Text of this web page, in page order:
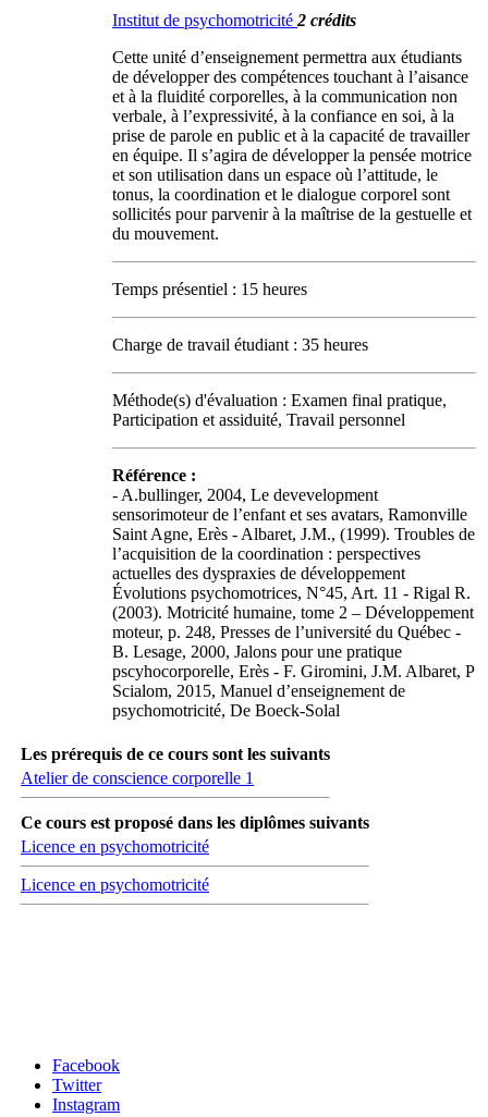
Institut de psychomotricité 2 crédits
Cette unité d’enseignement permettra aux étudiants
de développer des compétences touchant à l’aisance
et à la fluidité corporelles, à la communication non
verbale, à l’expressivité, à la confiance en soi, à la
prise de parole en public et à la capacité de travailler
en équipe. Il s’agira de développer la pensée motrice
et son utilisation dans un espace où l’attitude, le
tonus, la coordination et le dialogue corporel sont
sollicités pour parvenir à la maîtrise de la gestuelle et
du mouvement.
Temps présentiel : 15 heures
Charge de travail étudiant : 35 heures
Méthode(s) d'évaluation : Examen final pratique,
Participation et assiduité, Travail personnel
Référence :
- A.bullinger, 2004, Le devevelopment
sensorimoteur de l’enfant et ses avatars, Ramonville
Saint Agne, Erès - Albaret, J.M., (1999). Troubles de
l’acquisition de la coordination : perspectives
actuelles des dyspraxies de développement
Évolutions psychomotrices, N°45, Art. 11 - Rigal R.
(2003). Motricité humaine, tome 2 – Développement
moteur, p. 248, Presses de l’université du Québec -
B. Lesage, 2000, Jalons pour une pratique
pscyhocorporelle, Erès - F. Giromini, J.M. Albaret, P
Scialom, 2015, Manuel d’enseignement de
psychomotricité, De Boeck-Solal
Les prérequis de ce cours sont les suivants
Atelier de conscience corporelle 1
Ce cours est proposé dans les diplômes suivants
Licence en psychomotricité
Licence en psychomotricité
Facebook
Twitter
Instagram